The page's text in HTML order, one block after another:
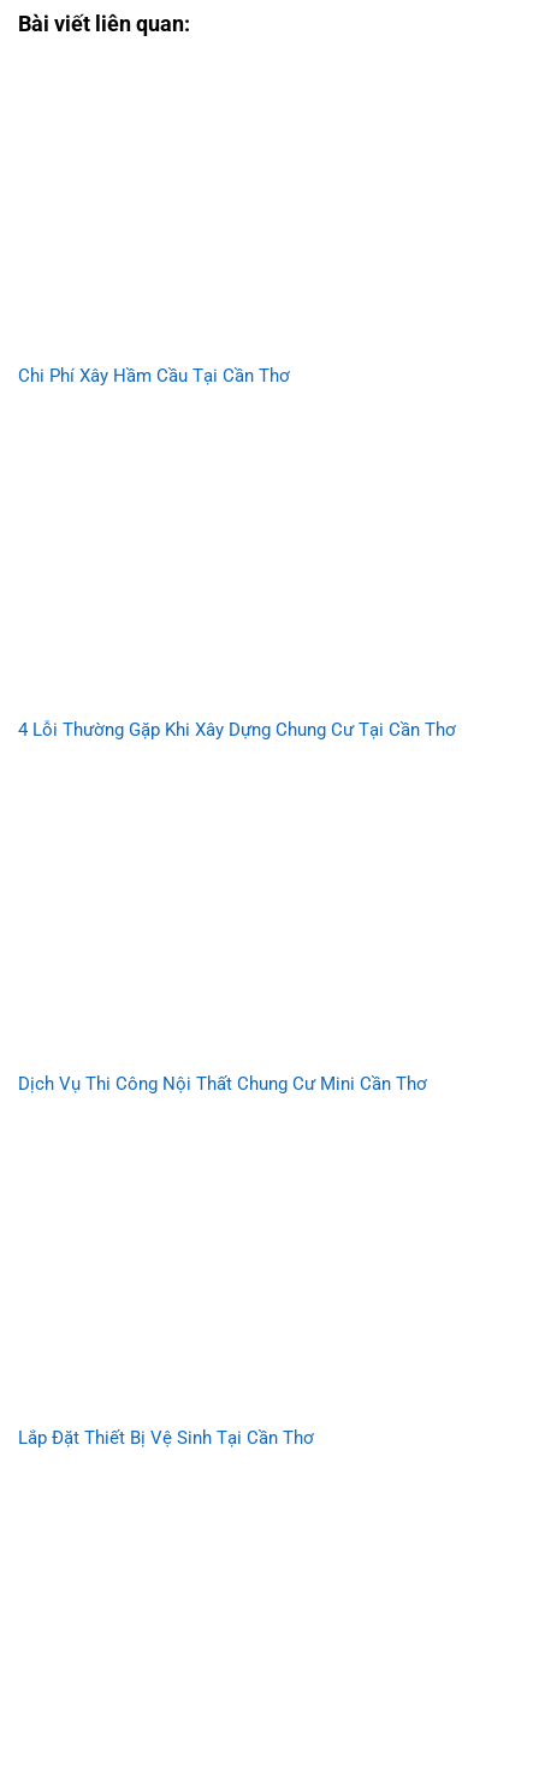
Bài viết liên quan:
Chi Phí Xây Hầm Cầu Tại Cần Thơ
4 Lỗi Thường Gặp Khi Xây Dựng Chung Cư Tại Cần Thơ
Dịch Vụ Thi Công Nội Thất Chung Cư Mini Cần Thơ
Lắp Đặt Thiết Bị Vệ Sinh Tại Cần Thơ